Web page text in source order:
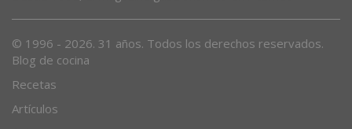
Blog de cocina
Recetas